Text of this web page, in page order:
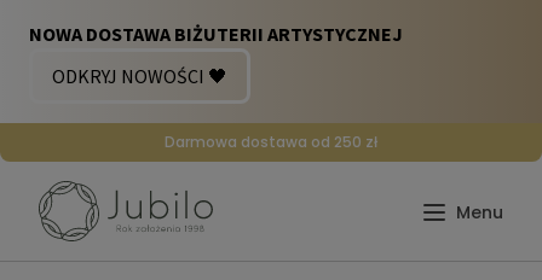
Darmowa dostawa od 250 zł